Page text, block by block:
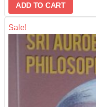
ADD TO CART
Sale!